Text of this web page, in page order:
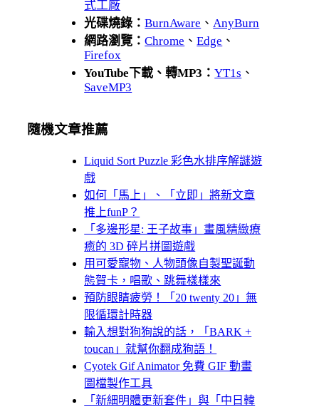
式工廠
光碟燒錄：BurnAware 、 AnyBurn
網路瀏覽：Chrome 、Edge 、
Firefox
YouTube下載、轉MP3：YT1s 、
SaveMP3
隨機文章推薦
Liquid Sort Puzzle 彩色水排序解謎遊
戲
如何「馬上」、「立即」將新文章
推上funP？
「多邊形星: 王子故事」畫風精緻療
癒的 3D 碎片拼圖遊戲
用可愛寵物、人物頭像自製聖誕動
態賀卡，唱歌、跳舞樣樣來
預防眼睛疲勞！「20 twenty 20」無
限循環計時器
輸入想對狗狗說的話，「BARK +
toucan」就幫你翻成狗語！
Cyotek Gif Animator 免費 GIF 動畫
圖檔製作工具
「新細明體更新套件」與「中日韓